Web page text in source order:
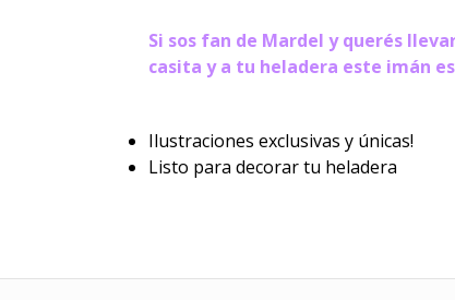
Si sos fan de Mardel y querés
casita y a tu heladera este imán
Ilustraciones exclusivas y únicas!
Listo para decorar tu heladera